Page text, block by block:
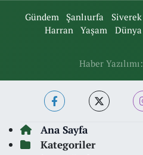
Gündem Şanlıurfa Siverek
Harran
Yaşam Dünya
Haber Yazılımı:
Ana Sayfa
Kategoriler